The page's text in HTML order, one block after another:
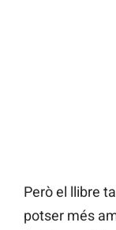
Però el llibre
potser més